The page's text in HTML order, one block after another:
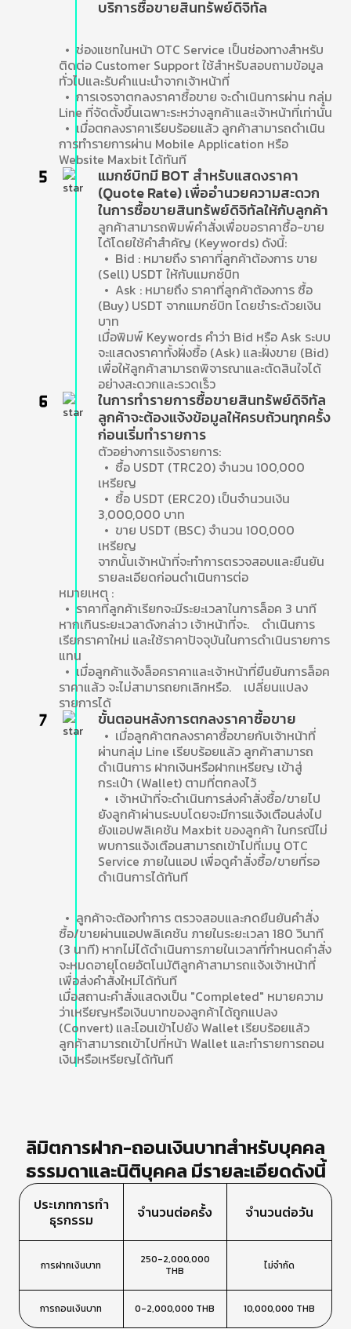
บริการซื้อขายสินทรัพย์ดิจิทัล
• ช่องแชทในหน้า OTC Service เป็นช่องทางสำหรับ
ติดต่อ Customer Support ใช้สำหรับสอบถามข้อมูล
ทั่วไปและรับคำแนะนำจากเจ้าหน้าที่
• การเจรจาตกลงราคาซื้อขาย จะดำเนินการผ่าน กลุ่ม
Line ที่จัดตั้งขึ้นเฉพาะระหว่างลูกค้าและเจ้าหน้าที่เท่านั้น
• เมื่อตกลงราคาเรียบร้อยแล้ว ลูกค้าสามารถดำเนิน
การทำรายการผ่าน Mobile Application หรือ
Website Maxbit ได้ทันที
แมกซ์บิทมี BOT สำหรับแสดงราคา
(Quote Rate) เพื่ออำนวยความสะดวก
ในการซื้อขายสินทรัพย์ดิจิทัลให้กับลูกค้า
ลูกค้าสามารถพิมพ์คำสั่งเพื่อขอราคาซื้อ-ขาย
ได้โดยใช้คำสำคัญ (Keywords) ดังนี้:
• Bid : หมายถึง ราคาที่ลูกค้าต้องการ ขาย
(Sell) USDT ให้กับแมกซ์บิท
• Ask : หมายถึง ราคาที่ลูกค้าต้องการ ซื้อ
(Buy) USDT จากแมกซ์บิท โดยชำระด้วยเงิน
บาท
เมื่อพิมพ์ Keywords คำว่า Bid หรือ Ask ระบบ
จะแสดงราคาทั้งฝั่งซื้อ (Ask) และฝั่งขาย (Bid)
เพื่อให้ลูกค้าสามารถพิจารณาและตัดสินใจได้
อย่างสะดวกและรวดเร็ว
ในการทำรายการซื้อขายสินทรัพย์ดิจิทัล
ลูกค้าจะต้องแจ้งข้อมูลให้ครบถ้วนทุกครั้ง
ก่อนเริ่มทำรายการ
ตัวอย่างการแจ้งรายการ:
• ซื้อ USDT (TRC20) จํานวน 100,000
เหรียญ
• ซื้อ USDT (ERC20) เป็นจํานวนเงิน
3,000,000 บาท
• ขาย USDT (BSC) จํานวน 100,000
เหรียญ
จากนั้นเจ้าหน้าที่จะทำการตรวจสอบและยืนยัน
รายละเอียดก่อนดำเนินการต่อ
หมายเหตุ :
• ราคาที่ลูกค้าเรียกจะมีระยะเวลาในการล็อค 3 นาที
หากเกินระยะเวลาดังกล่าว เจ้าหน้าที่จะ. ดำเนินการ
เรียกราคาใหม่ และใช้ราคาปัจจุบันในการดำเนินรายการ
แทน
• เมื่อลูกค้าแจ้งล็อคราคาและเจ้าหน้าที่ยืนยันการล็อค
ราคาแล้ว จะไม่สามารถยกเลิกหรือ. เปลี่ยนแปลง
รายการได้
ขั้นตอนหลังการตกลงราคาซื้อขาย
• เมื่อลูกค้าตกลงราคาซื้อขายกับเจ้าหน้าที่
ผ่านกลุ่ม Line เรียบร้อยแล้ว ลูกค้าสามารถ
ดำเนินการ ฝากเงินหรือฝากเหรียญ เข้าสู่
กระเป๋า (Wallet) ตามที่ตกลงไว้
• เจ้าหน้าที่จะดำเนินการส่งคำสั่งซื้อ/ขายไป
ยังลูกค้าผ่านระบบโดยจะมีการแจ้งเตือนส่งไป
ยังแอปพลิเคชัน Maxbit ของลูกค้า ในกรณีไม่
พบการแจ้งเตือนสามารถเข้าไปที่เมนู OTC
Service ภายในแอป เพื่อดูคำสั่งซื้อ/ขายที่รอ
ดำเนินการได้ทันที
• ลูกค้าจะต้องทำการ ตรวจสอบและกดยืนยันคำสั่ง
ซื้อ/ขายผ่านแอปพลิเคชัน ภายในระยะเวลา 180 วินาที
(3 นาที) หากไม่ได้ดำเนินการภายในเวลาที่กำหนดคำสั่ง
จะหมดอายุโดยอัตโนมัติลูกค้าสามารถแจ้งเจ้าหน้าที่
เพื่อส่งคำสั่งใหม่ได้ทันที
เมื่อสถานะคำสั่งแสดงเป็น "Completed" หมายความ
ว่าเหรียญหรือเงินบาทของลูกค้าได้ถูกแปลง
(Convert) และโอนเข้าไปยัง Wallet เรียบร้อยแล้ว
ลูกค้าสามารถเข้าไปที่หน้า Wallet และทำรายการถอน
เงินหรือเหรียญได้ทันที
ลิมิตการฝาก-ถอนเงินบาทสำหรับบุคคล
ธรรมดาและนิติบุคคล มีรายละเอียดดังนี้
ประเภทการทำ
ธุรกรรม
จํานวนต่อครั้ง จํานวนต่อวัน
การฝากเงินบาท
250-2,000,000
THB
ไม่จำกัด
การถอนเงินบาท 0-2,000,000 THB 10,000,000 THB